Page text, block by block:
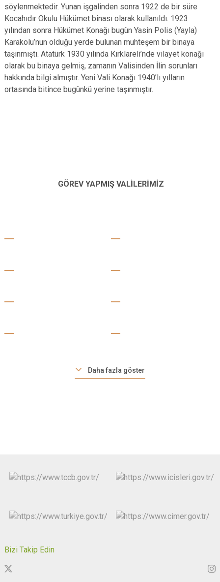
söylenmektedir. Yunan işgalinden sonra 1922 de bir süre
Kocahıdır Okulu Hükümet binası olarak kullanıldı. 1923
yılından sonra Hükümet Konağı bugün Yasin Polis (Yayla)
Karakolu’nun olduğu yerde bulunan muhteşem bir binaya
taşınmıştı. Atatürk 1930 yılında Kırklareli’nde vilayet konağı
olarak bu binaya gelmiş, zamanın Valisinden İlin sorunları
hakkında bilgi almıştır. Yeni Vali Konağı 1940’lı yılların
ortasında bitince bugünkü yerine taşınmıştır.
GÖREV YAPMIŞ VALİLERİMİZ
Daha fazla göster
Bizi Takip Edin